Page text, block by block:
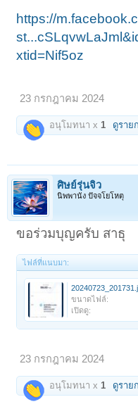
https://
xtid=Nif5oz
23 กรกฎาคม 2024
อนุโมทนา x1 ดูราย
ศิษย์รุ่นจิ๋ว
นิพพานัง ปัจจโยโหตุ
ขอร่วมบุญครับ สาธุ
ไฟล์ที่แนบมา:
ขนาดไฟล์:
เปิดดู:
23 กรกฎาคม 2024
อนุโมทนา x1 ดูราย